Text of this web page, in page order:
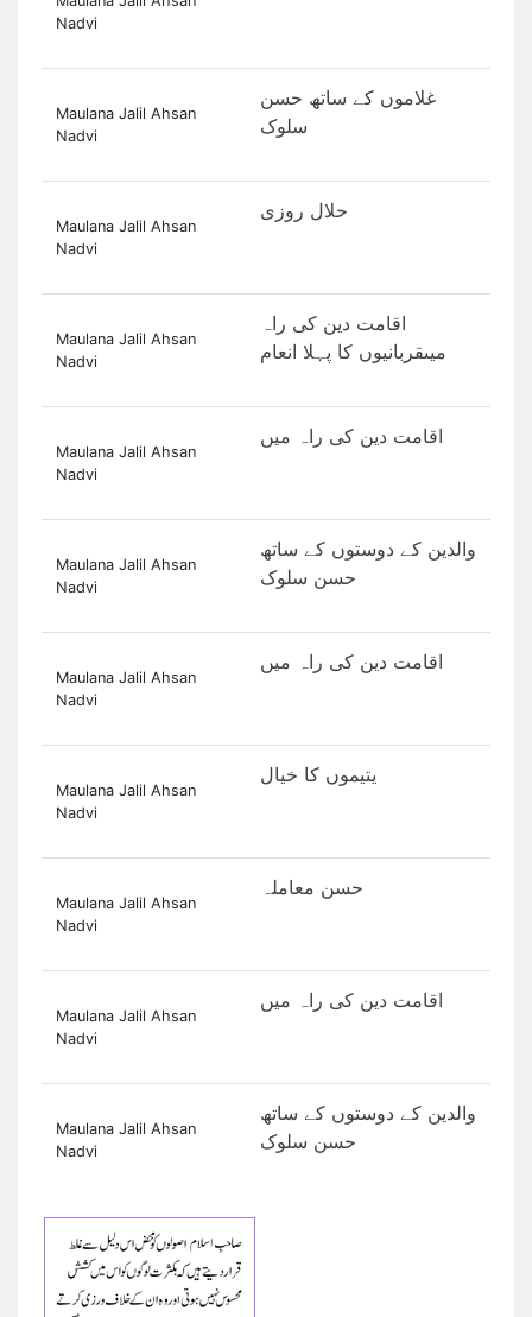
Nadvi
Maulana Jalil Ahsan
Nadvi
‏غلاموں کے ساتھ حسن
سلوک
Maulana Jalil Ahsan
Nadvi
حلال روزی
Maulana Jalil Ahsan
Nadvi
اقامت دین کی راہ
میںقربانیوں کا پہلا انعام
Maulana Jalil Ahsan
Nadvi
اقامت دین کی راہ میں
Maulana Jalil Ahsan
Nadvi
والدین کے دوستوں کے ساتھ
حسن سلوک
Maulana Jalil Ahsan
Nadvi
اقامت دین کی راہ میں
Maulana Jalil Ahsan
Nadvi
یتیموں کا خیال
Maulana Jalil Ahsan
Nadvi
حسن معاملہ
Maulana Jalil Ahsan
Nadvi
اقامت دین کی راہ میں
Maulana Jalil Ahsan
Nadvi
والدین کے دوستوں کے ساتھ
حسن سلوک